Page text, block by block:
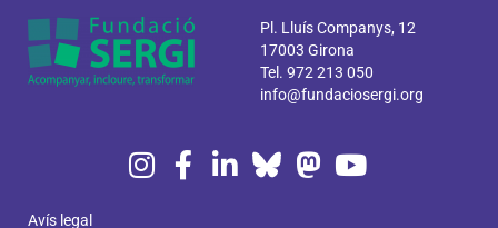
Pl. Lluís Companys, 12
17003 Girona
Tel. 972 213 050
info@fundaciosergi.org
Avís legal